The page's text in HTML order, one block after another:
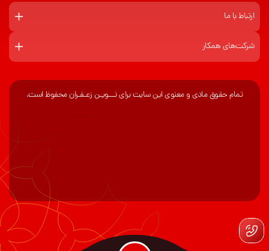
ارتباط با ما
شرکت‌های همکار
تمام حقوق مادی و معنوی این سایت برای نـــویـن زعـفـران محفوظ است.